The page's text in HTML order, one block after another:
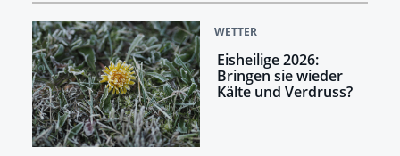
WETTER
Eisheilige 2026:
Bringen sie wieder
Kälte und Verdruss?